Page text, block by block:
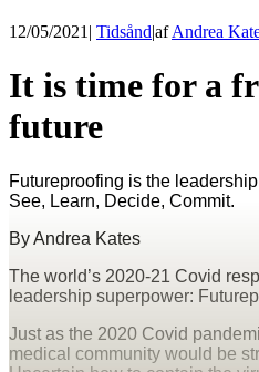
12/05/2021 | Tidsånd|afAndrea
It is time for a
future
Futureproofing is the
See, Learn, Decide, Commit.
By Andrea Kates
The world’s 2020-21 Covid
leadership superpower:
Just as the 2020 Covid
medical community would be